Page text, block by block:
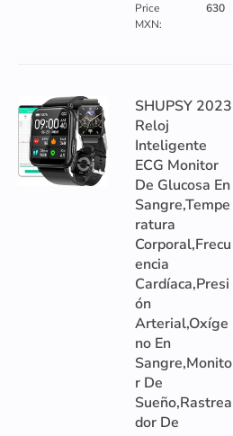
Price
MXN:
630
SHUPSY 2023
Reloj
Inteligente
ECG Monitor
De Glucosa En
Sangre,Tempe
ratura
Corporal,Frecu
encia
Cardíaca,Presi
ón
Arterial,Oxíge
no En
Sangre,Monito
r De
Sueño,Rastrea
dor De